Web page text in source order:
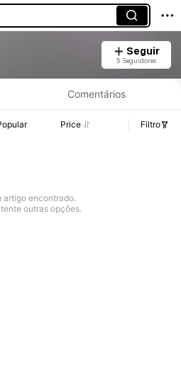
Seguir
5 Seguidores
Comentários
Price Filtro
artigo encontrado.
outras opções.